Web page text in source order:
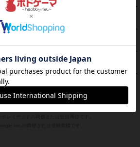
PT
スト救出作戦
の投稿
PT
の投稿
PT
の投稿
39 PT
投稿
よび他の国々で登録されたApple Inc.の商標です。